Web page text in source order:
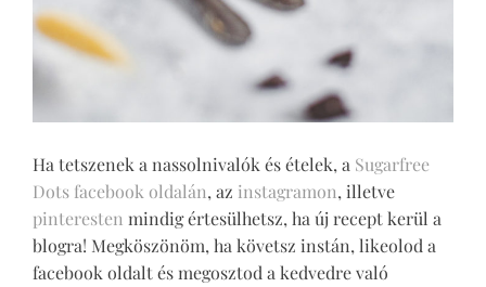
Ha tetszenek a nassolnivalók és ételek, a Sugarfree
Dots facebook oldalán, az instagramon, illetve
pinteresten mindig értesülhetsz, ha új recept kerül a
blogra! Megköszönöm, ha követsz instán, likeolod a
facebook oldalt és megosztod a kedvedre való